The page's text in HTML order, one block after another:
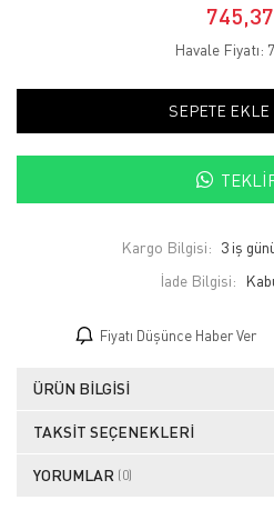
Havale Fiyatı:
SEPETE EKLE
Kargo Bilgisi: 3 iş
İade Bilgisi:
Fiyatı Düşünce Haber Ver
ÜRÜN BILGISI
TAKSIT SEÇENEKLERI
YORUMLAR (0)